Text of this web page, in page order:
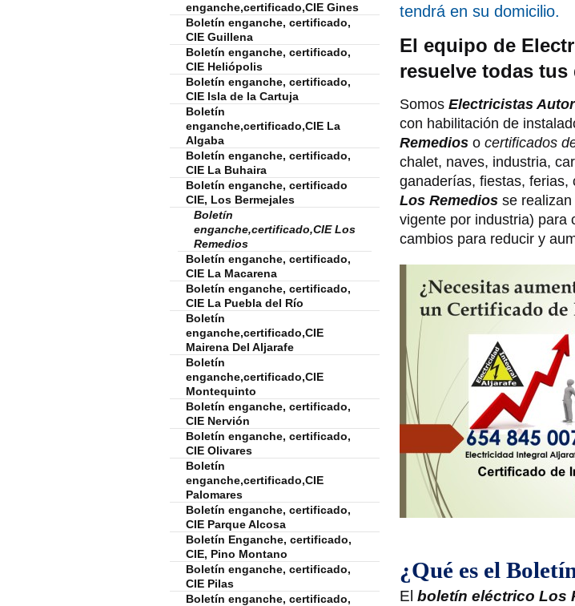
tendrá en su domicilio.
El equipo de
resuelve todas
SomosElectricistas
con habilitación de
Remedios ocertificados
chalet, naves, industria,
ganaderías, fiestas,
Los Remedios se
vigente por industria) para
cambios para reducir y
¿Qué es el
Elboletín eléctrico Los
enganche,certificado,CIE Gines
Boletín enganche, certificado,
CIE Guillena
Boletín enganche, certificado,
CIE Heliópolis
Boletín enganche, certificado,
CIE Isla de la Cartuja
Boletín
enganche,certificado,CIE La
Algaba
Boletín enganche, certificado,
CIE La Buhaira
Boletín enganche, certificado
CIE, Los Bermejales
Boletín
enganche,certificado,CIE Los
Remedios
Boletín enganche, certificado,
CIE La Macarena
Boletín enganche, certificado,
CIE La Puebla del Río
Boletín
enganche,certificado,CIE
Mairena Del Aljarafe
Boletín
enganche,certificado,CIE
Montequinto
Boletín enganche, certificado,
CIE Nervión
Boletín enganche, certificado,
CIE Olivares
Boletín
enganche,certificado,CIE
Palomares
Boletín enganche, certificado,
CIE Parque Alcosa
Boletín Enganche, certificado,
CIE, Pino Montano
Boletín enganche, certificado,
CIE Pilas
Boletín enganche, certificado,